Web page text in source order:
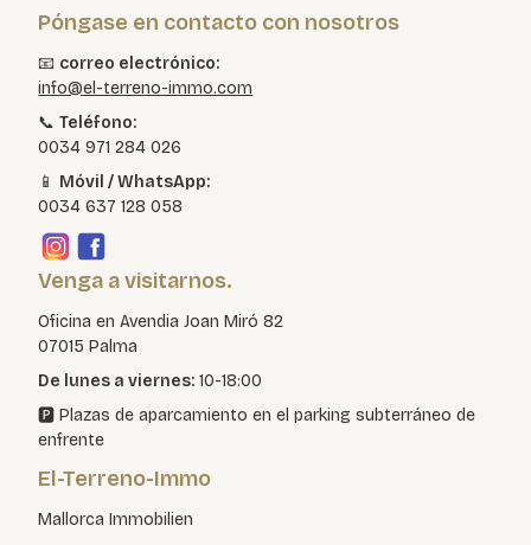
Póngase en contacto con nosotros
📧 correo electrónico:
info@el-terreno-immo.com
📞Teléfono:
0034 971 284 026
📱 Móvil / WhatsApp:
0034 637 128 058
Venga a visitarnos.
Oficina en Avendia Joan Miró 82
07015 Palma
De lunes a viernes: 10-18:00
🅿️ Plazas de aparcamiento en el parking subterráneo de
enfrente
El-Terreno-Immo
Mallorca Immobilien